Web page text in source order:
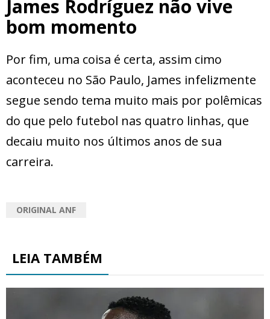
James Rodríguez não vive
bom momento
Por fim, uma coisa é certa, assim cimo
aconteceu no São Paulo, James infelizmente
segue sendo tema muito mais por polêmicas
do que pelo futebol nas quatro linhas, que
decaiu muito nos últimos anos de sua
carreira.
ORIGINAL ANF
LEIA TAMBÉM